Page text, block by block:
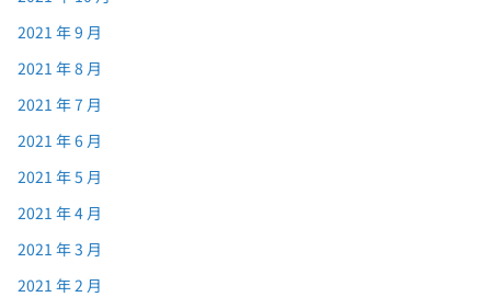
2021 年 9 月
2021 年 8 月
2021 年 7 月
2021 年 6 月
2021 年 5 月
2021 年 4 月
2021 年 3 月
2021 年 2 月